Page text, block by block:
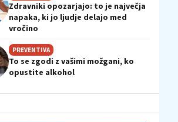
Zdravniki opozarjajo: to je največja
napaka, ki jo ljudje delajo med
vročino
PREVENTIVA
To se zgodi z vašimi možgani, ko
opustite alkohol